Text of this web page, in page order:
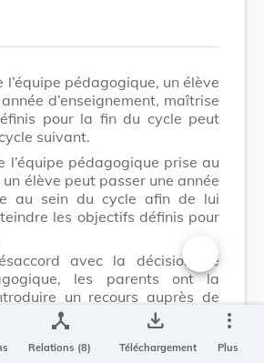
l’équipe pédagogique, un élève
d’enseignement, maîtrise
pour la fin du cycle peut
suivant.
l’équipe pédagogique prise au
élève peut passer une année
au sein du cycle afin de lui
les objectifs définis pour
avec la décision de
les parents ont la
un recours auprès de
qui statue dans
une année supplémentaire au
Changer la
device_hub
Relations (8)
save_alt
Téléchargement
more_vert
Plus